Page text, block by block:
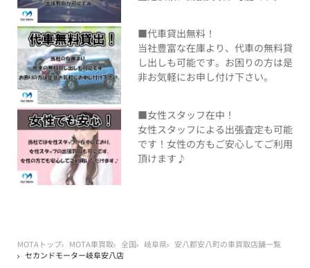
■代車貸出無料！
当社豊富な在庫より、代車の無料貸
し出しも可能です。お困りの方は是
非お気軽にお申し付け下さい。
■女性スタッフ在中！
女性スタッフによる出張査定も可能
です！女性の方もご安心してご利用
頂けます♪
MOTAトップ MOTA車買取 全国 岐阜県
安八郡安八町の車買取店舗一覧
セカンドモーター岐阜安八店